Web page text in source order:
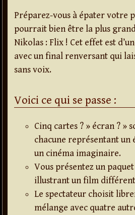
Préparez-vous à épater votre
pourrait bien être la plus
Nikolas : Flix ! Cet effet est
avec un final renversant qui
sans voix.
Voici ce qui se passe :
Cinq cartes ? » écran ? »
chacune représentant
un cinéma imaginaire.
Vous présentez un
illustrant un film
Le spectateur choisit
mélange avec quatre